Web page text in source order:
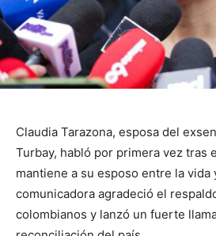
Claudia Tarazona, esposa del
Turbay, habló por primera vez tras
mantiene a su esposo entre la vida
comunicadora agradeció el
colombianos y lanzó un fuerte